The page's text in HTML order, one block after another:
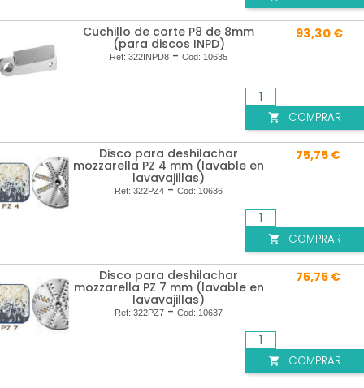
Cuchillo de corte P8 de 8mm
(para discos INPD)
Ref: 322INPD8 - Cod: 10635
93,30 €
 COMPRAR
Disco para deshilachar
mozzarella PZ 4 mm (lavable en
lavavajillas)
Ref: 322PZ4 - Cod: 10636
75,75 €
 COMPRAR
Disco para deshilachar
mozzarella PZ 7 mm (lavable en
lavavajillas)
Ref: 322PZ7 - Cod: 10637
75,75 €
 COMPRAR